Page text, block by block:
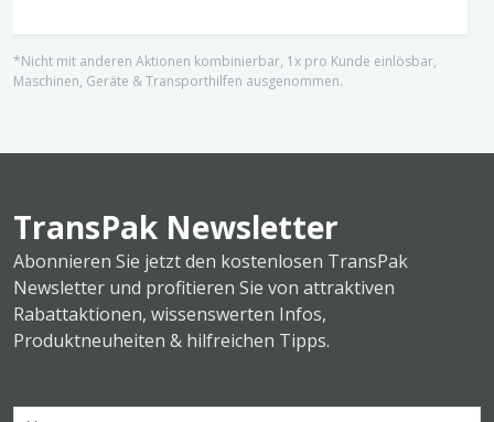
*Nicht mit anderen Aktionen kombinierbar, 1x pro Kunde einlösbar,
Maschinen, Geräte & Transporthilfen ausgenommen.
TransPak Newsletter
Abonnieren Sie jetzt den kostenlosen TransPak
Newsletter und profitieren Sie von attraktiven
Rabattaktionen, wissenswerten Infos,
Produktneuheiten & hilfreichen Tipps.